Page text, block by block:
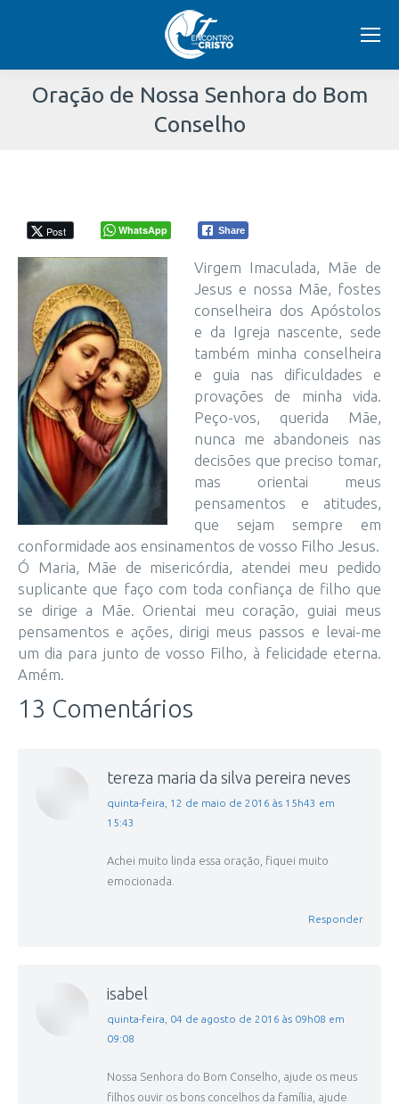
Oração de Nossa Senhora do Bom
Conselho
Post WhatsApp Share
Virgem Imaculada, Mãe de
Jesus e nossa Mãe, fostes
conselheira dos Apóstolos
e da Igreja nascente, sede
também minha conselheira
e guia nas dificuldades e
provações de minha vida.
Peço-vos, querida Mãe,
nunca me abandoneis nas
decisões que preciso tomar,
mas orientai meus
pensamentos e atitudes,
que sejam sempre em
conformidade aos ensinamentos de vosso Filho Jesus.
Ó Maria, Mãe de misericórdia, atendei meu pedido
suplicante que faço com toda confiança de filho que
se dirige a Mãe. Orientai meu coração, guiai meus
pensamentos e ações, dirigi meus passos e levai-me
um dia para junto de vosso Filho, à felicidade eterna.
Amém.
13 Comentários
tereza maria da silva pereira neves
disse:
quinta-feira, 12 de maio de 2016 às 15h43 em
15:43
Achei muito linda essa oração, fiquei muito
emocionada.
Responder
isabel
disse:
quinta-feira, 04 de agosto de 2016 às 09h08 em
09:08
Nossa Senhora do Bom Conselho, ajude os meus
filhos ouvir os bons concelhos da família, ajude